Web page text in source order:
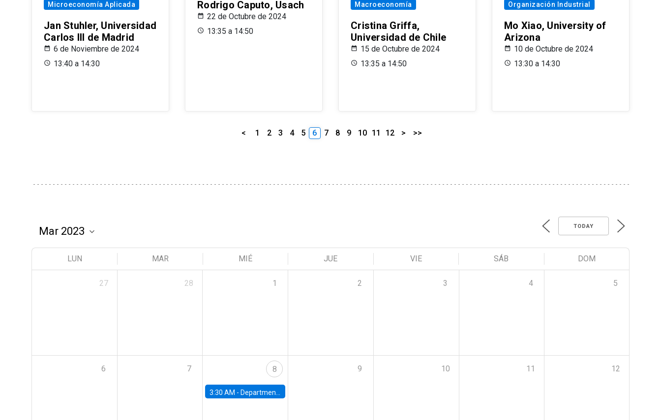
Microeconomía Aplicada
Jan Stuhler, Universidad
Carlos III de Madrid
6 de Noviembre de 2024
13:40 a 14:30
Rodrigo Caputo, Usach
22 de Octubre de 2024
13:35 a 14:50
Macroeconomía
Cristina Griffa,
Universidad de Chile
15 de Octubre de 2024
13:35 a 14:50
Organización Industrial
Mo Xiao, University of
Arizona
10 de Octubre de 2024
13:30 a 14:30
< 1 2 3 4 5 6 7 8 9 10 11 12 > >>
TODAY
LUN MAR MIÉ JUE VIE SÁB DOM
27 28 1 2 3 4 5
6 7 8
3:30 AM - Department Seminar: James Robinson
9 10 11 12